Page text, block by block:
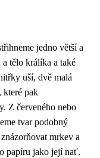
jedno větší a
tělo králíka a také
uší, dvě malá
které pak
Z červeného nebo
tvar podobný
mrkev a
papíru jako její nať.